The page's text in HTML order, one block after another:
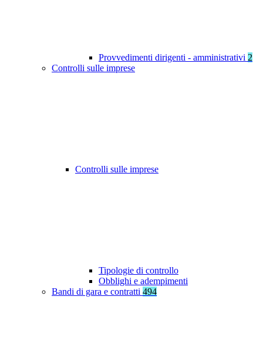
Provvedimenti dirigenti - amministrativi 2
Controlli sulle imprese
Controlli sulle imprese
Tipologie di controllo
Obblighi e adempimenti
Bandi di gara e contratti 494